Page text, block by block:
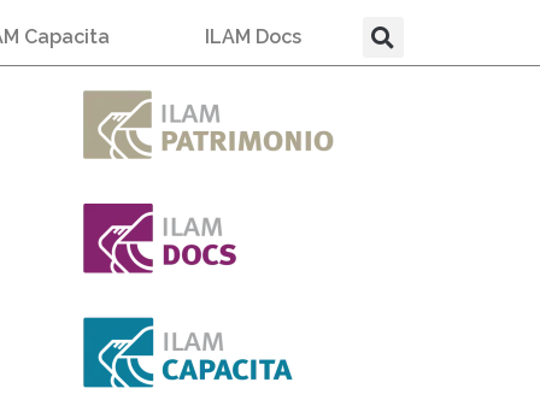
Capacita ILAM Docs